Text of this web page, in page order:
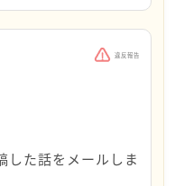
自暴自棄になって、
いね、落ち着きまし
案内」の欄があり
生きるのがつらい
表示されています。
違反報告
した話をメールしま